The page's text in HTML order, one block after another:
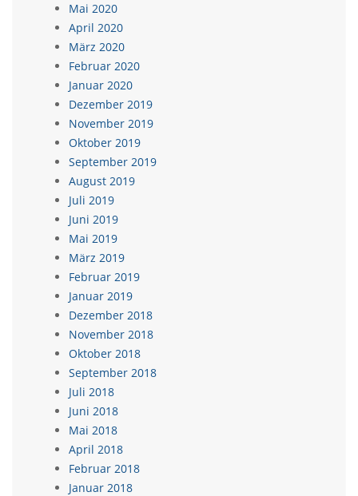
Mai 2020
April 2020
März 2020
Februar 2020
Januar 2020
Dezember 2019
November 2019
Oktober 2019
September 2019
August 2019
Juli 2019
Juni 2019
Mai 2019
März 2019
Februar 2019
Januar 2019
Dezember 2018
November 2018
Oktober 2018
September 2018
Juli 2018
Juni 2018
Mai 2018
April 2018
Februar 2018
Januar 2018